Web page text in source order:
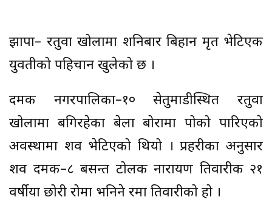
झापा– रतुवा खोलामा शनिबार बिहान मृत भेटिएकी
युवतीको पहिचान खुलेको छ ।
दमक नगरपालिका–१० सेतुमाडीस्थित रतुवा
खोलामा बगिरहेका बेला बोरामा पोको पारिएको
अवस्थामा शव भेटिएको थियो । प्रहरीका अनुसार
शव दमक–८ बसन्त टोलकी नारायण तिवारीकी २१
वर्षीया छोरी रोमा भनिने रमा तिवारीको हो ।